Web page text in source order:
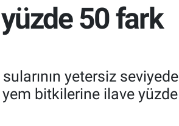
50 fark
yetersiz seviyede
bitkilerine ilave yüzde